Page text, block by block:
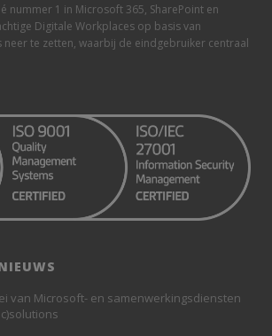
nummer 1 in Microsoft 365, SharePoint en
Digitale Workplaces op basis van
neer te zetten, waarbij de eindgebruiker centraal
van Microsoft- en samenwerkingsdiensten